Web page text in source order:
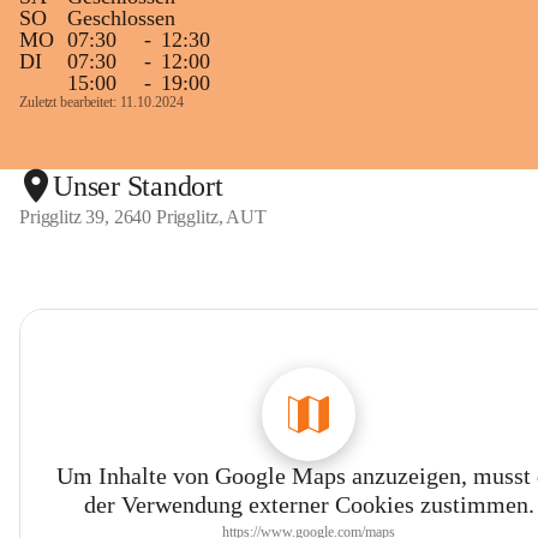
SO
Geschlossen
MO 07:30 - 12:30
DI
07:30 - 12:00
15:00
- 19:00
Zuletzt bearbeitet: 11.10.2024
Unser Standort
Prigglitz 39, 2640 Prigglitz, AUT
Um Inhalte von Google Maps anzuzeigen, musst
der Verwendung externer Cookies zustimmen.
https://www.google.com/maps